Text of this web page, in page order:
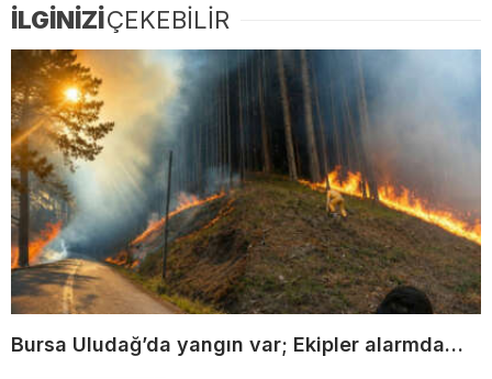
İLGİNİZİÇEKEBİLİR
Bursa Uludağ’da yangın var; Ekipler alarmda…